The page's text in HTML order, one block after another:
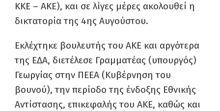
ΚΚΕ – ΑΚΕ), και σε λίγες μέρες ακολουθεί η
δικτατορία της 4ης Αυγούστου.
Εκλέχτηκε βουλευτής του ΑΚΕ και αργότερα
της ΕΔΑ, διετέλεσε Γραμματέας (υπουργός)
Γεωργίας στην ΠΕΕΑ (Κυβέρνηση του
βουνού), την περίοδο της ένδοξης Εθνικής
Αντίστασης, επικεφαλής του ΑΚΕ, καθώς και